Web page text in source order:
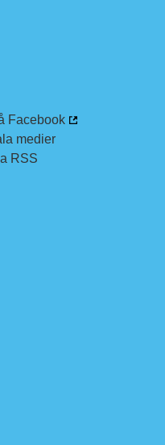
Facebook
medier
RSS